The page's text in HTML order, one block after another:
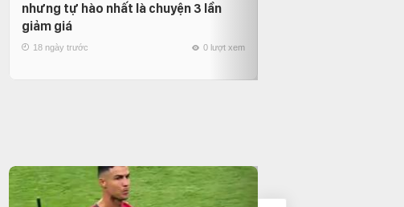
nhưng tự hào nhất là chuyện 3 lần
giảm giá
18 ngày trước 0 lượt xem